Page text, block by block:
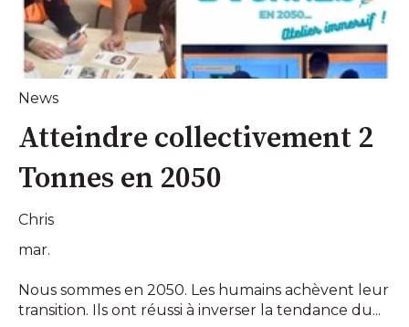
News
Atteindre collectivement 2
Tonnes en 2050
Chris
mar.
Nous sommes en 2050. Les humains achèvent leur
transition. Ils ont réussi à inverser la tendance du...